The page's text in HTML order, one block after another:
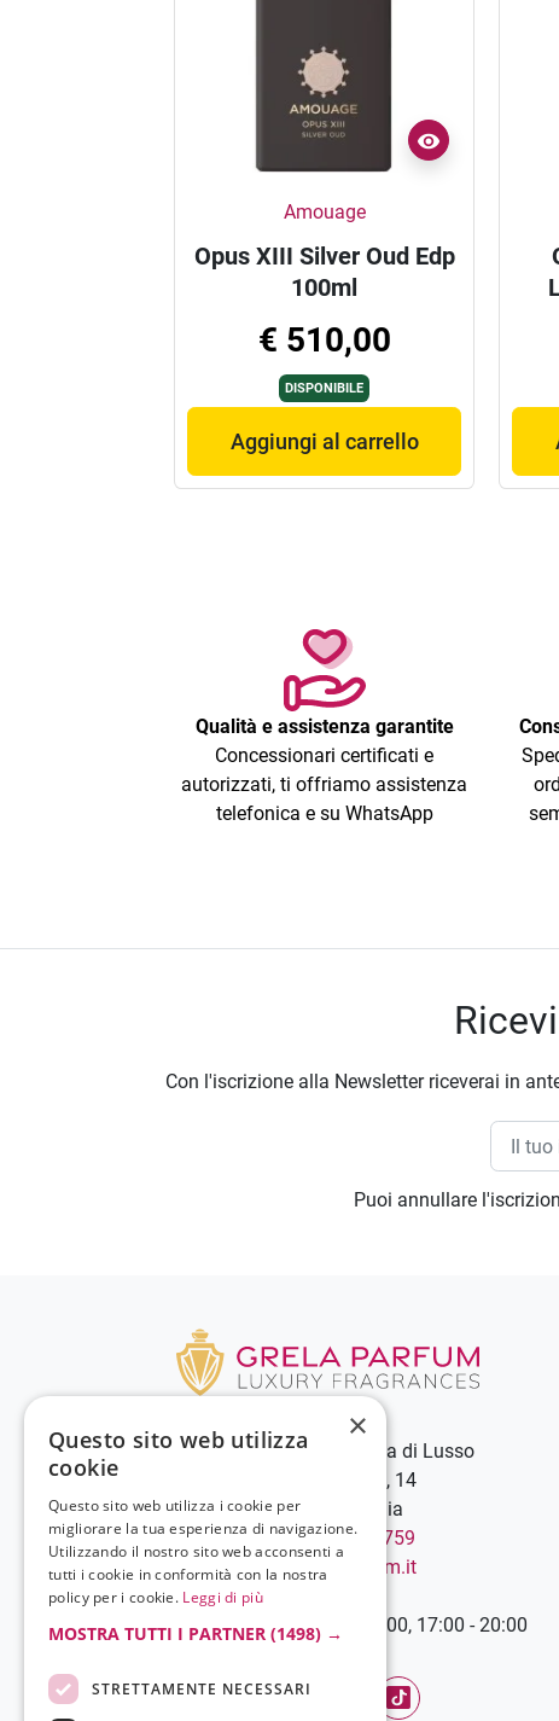
Amouage
Opus XIII Silver Oud Edp
100ml
€ 510,00
DISPONIBILE
Aggiungi al carrello
Qualità e assistenza garantite
Concessionari certificati e
autorizzati, ti offriamo assistenza
telefonica e su WhatsApp
Con l'iscrizione alla Newsletter riceverai in
Puoi annullare
Grela Parfum - Profumeria di Lusso
C.so Vittorio Emanuele III, 14
89900 Vibo Valentia - Italia
Chiamaci: +39 0963 544759
Scrivici:info@grelaparfum.it
Orari
Lunedì-Sabato: 9:00 - 13:00, 17:00 - 20:00
×
Questo sito web utilizza
cookie
Questo sito web utilizza i cookie per
migliorare la tua esperienza di navigazione.
Utilizzando il nostro sito web acconsenti a
tutti i cookie in conformità con la nostra
policy per i cookie. Leggi di più
MOSTRA TUTTI I PARTNER (1498) →
STRETTAMENTE NECESSARI